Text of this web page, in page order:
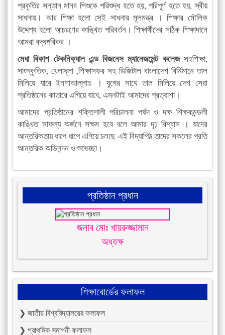
প্রকৃতির সন্তান মানব শিশুকে পরিশুদ্ধ হতে হয়, পরিপূর্ণ হতে হয়, স্বীয়
সাধনায়। আর শিক্ষা হলো সেই সাধনার মূলমন্ত্র । শিক্ষার মৌলিক
উদ্দেশ্য হলো আচরণের কাঙ্খিত পরিবর্তন। শিক্ষার্থীদের সঠিক শিক্ষাদানে
আমরা বদ্ধপরিকর ।
মেধা বিকাশ টেকনিক্যাল এন্ড বিজনেস ম্যানেজমেন্ট কলেজসহশিক্ষা,
সাংস্কৃতিক, খেলাধূলা ,শিক্ষাসফর সহ ডিজিটাল বাংলাদেশ বির্নিমানে তাল
মিলিয়ে যাবে ইনশাআল্লাহ । যুগের সাথে তাল মিলিয়ে দেশ সেরা
প্রতিষ্ঠানের কাতারে এগিয়ে যাবে, এমনটাই আমাদের প্রত্যাশা।
আমাদের প্রতিষ্ঠানের শক্তিশালী পরিচালনা পর্ষদ ও দক্ষ শিক্ষকমন্ডলী
কাঙ্খিত সাফল্য অর্জনে সক্ষম হবে বলে আমার দৃঢ় বিশ্বাস । যাদের
আন্তরিকতায় ধাপে ধাপে এগিয়ে চলছে এই বিদ্যাপিঠ তাদের সকলের প্রতি
আন্তরিক অভিনন্দন ও শুভেচ্ছা।
প্রতিষ্ঠান প্রধান
জনাব মোঃ খায়রুজ্জামান
অধ্যক্ষ
শিক্ষাবোর্ডের ফলাফল
❯ জাতীয় বিশ্ববিদ্যালয়ের ফলাফল
❯ প্রাথমিক সমাপনী ফলাফল